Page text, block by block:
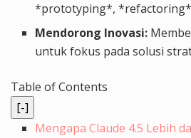
*prototyping*,
Mendorong Inovasi:
untuk fokus pada solusi
Table of Contents
[-]
Mengapa Claude 4.5 Lebih